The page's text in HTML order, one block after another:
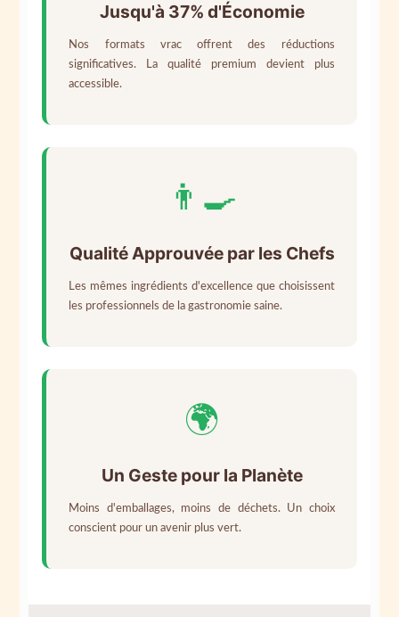
Jusqu'à 37% d'Économie
Nos formats vrac offrent des réductions
significatives. La qualité premium devient plus
accessible.
👨‍🍳
Qualité Approuvée par les Chefs
Les mêmes ingrédients d'excellence que choisissent
les professionnels de la gastronomie saine.
🌍
Un Geste pour la Planète
Moins d'emballages, moins de déchets. Un choix
conscient pour un avenir plus vert.